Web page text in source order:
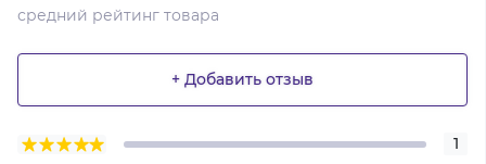
средний рейтинг товара
+ Добавить отзыв
1